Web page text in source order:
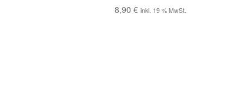
8,90 € inkl. 19 % MwSt.